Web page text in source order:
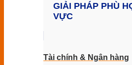
GIẢI PHÁP PHÙ
VỰC
Tài chính & Ngân hàng